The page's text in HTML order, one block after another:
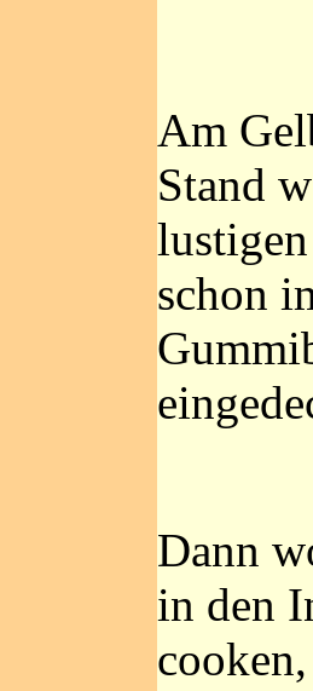
Am
Stand
schon
Dann
in den